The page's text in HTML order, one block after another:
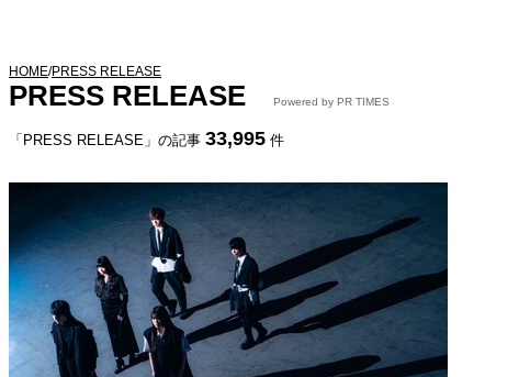
HOME/PRESS RELEASE
PRESS RELEASE Powered by PR TIMES
「PRESS RELEASE」の記事 33,995 件